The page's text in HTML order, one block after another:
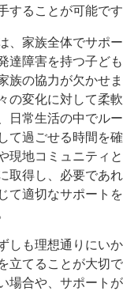
することが可能です
、家族全体でサポ
達障害を持つ子ど
族の協力が欠かせ
の変化に対して柔
日常生活の中でル
て過ごせる時間を
現地コミュニティ
取得し、必要であ
て適切なサポート
しも理想通りにい
立てることが大切
場合や、サポート